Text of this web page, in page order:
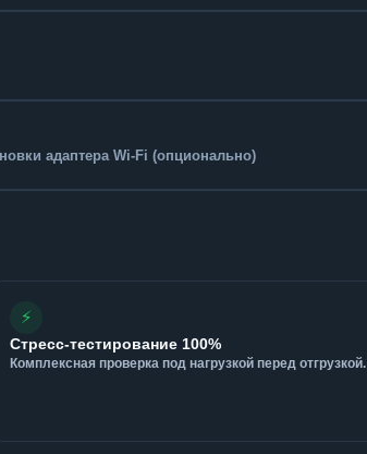
адаптера Wi-Fi (опционально)
⚡
Стресс-тестирование 100%
Комплексная проверка под нагрузкой перед отгрузкой.